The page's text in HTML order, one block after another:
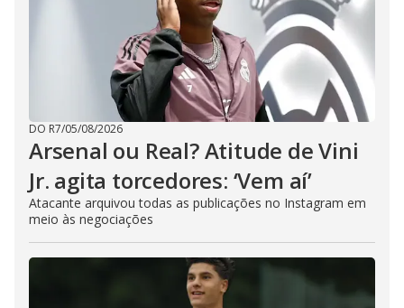
DO R7/05/08/2026
Arsenal ou Real? Atitude de Vini
Jr. agita torcedores: ‘Vem aí’
Atacante arquivou todas as publicações no Instagram em
meio às negociações